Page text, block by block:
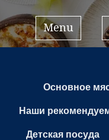
Menu
Основное
Наши
Детская посуда